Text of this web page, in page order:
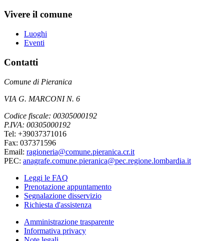
Vivere il comune
Luoghi
Eventi
Contatti
Comune di Pieranica
VIA G. MARCONI N. 6
Codice fiscale: 00305000192
P.IVA: 00305000192
Tel: +39037371016
Fax: 037371596
Email: ragioneria@comune.pieranica.cr.it
PEC: anagrafe.comune.pieranica@pec.regione.lombardia.it
Leggi le FAQ
Prenotazione appuntamento
Segnalazione disservizio
Richiesta d'assistenza
Amministrazione trasparente
Informativa privacy